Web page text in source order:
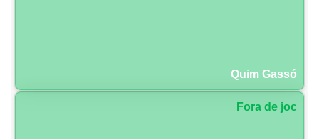
Quim Gassó
Fora de joc